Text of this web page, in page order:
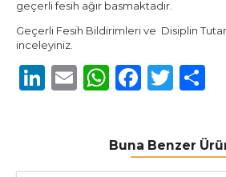
geçerli fesih ağır basmaktadır.
Geçerli Fesih Bildirimleri ve Disiplin
inceleyiniz.
LinkedIn
Email
Buna Benzer